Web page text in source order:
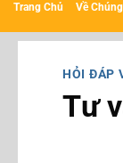
Trang Chủ Về
HỎI ĐÁP
Tư